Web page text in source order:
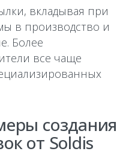
вкладывая при
в производство и
Более
все чаще
создания
от Soldis